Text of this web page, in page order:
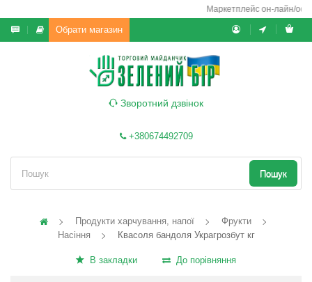
Маркетплейс он-лайн/офф-
Обрати магазин
Зворотний дзвінок
+380674492709
Пошук
Продукти харчування, напої
Фрукти
Насіння
Квасоля бандоля Украгрозбут кг
В закладки До порівняння